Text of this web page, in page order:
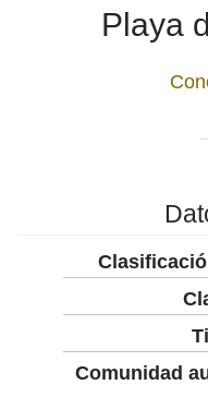
Playa
Comunidad